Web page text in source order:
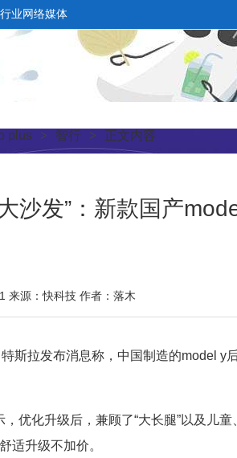
业网络媒体
plus > 智行 > 正文内容
沙发”：新款国产
来源：快科技 作者：落木
拉发布消息称，中国制造的model y
化升级后，兼顾了“大长腿”以及儿童
适升级不加价。